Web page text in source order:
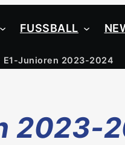
FUSSBALL
E1-Junioren 2023-2024
2023-